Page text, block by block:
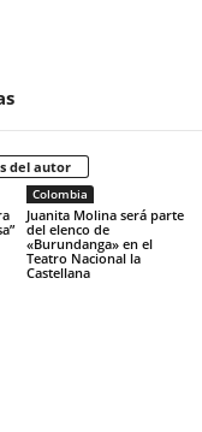
del autor
Colombia
Juanita Molina será parte
del elenco de
«Burundanga» en el
Teatro Nacional la
Castellana